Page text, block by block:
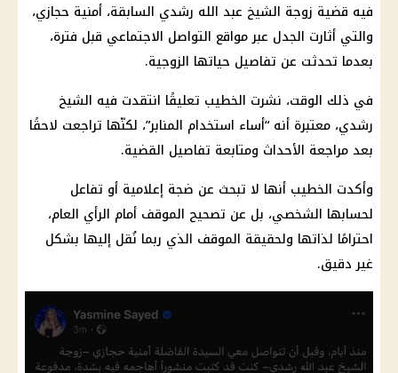
فيه قضية زوجة الشيخ عبد الله رشدي السابقة، أمنية حجازي،
والتي أثارت الجدل عبر مواقع التواصل الاجتماعي قبل فترة،
بعدما تحدثت عن تفاصيل حياتها الزوجية.
في ذلك الوقت، نشرت الخطيب تعليقًا انتقدت فيه الشيخ
رشدي، معتبرة أنه “أساء استخدام المنابر”، لكنّها تراجعت لاحقًا
بعد مراجعة الأحداث ومتابعة تفاصيل القضية.
وأكدت الخطيب أنها لا تبحث عن ضجة إعلامية أو تفاعل
لحسابها الشخصي، بل عن تصحيح الموقف أمام الرأي العام،
احترامًا لذاتها ولحقيقة الموقف الذي ربما نُقل إليها بشكل
غير دقيق.